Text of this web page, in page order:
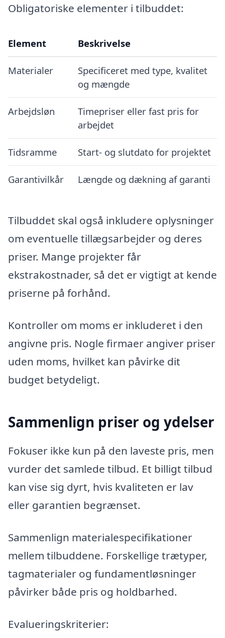
Obligatoriske elementer i tilbuddet:
Element Beskrivelse
Materialer
Specificeret med type, kvalitet
og mængde
Arbejdsløn
Timepriser eller fast pris for
arbejdet
Tidsramme Start- og slutdato for projektet
Garantivilkår Længde og dækning af garanti
Tilbuddet skal også inkludere oplysninger
om eventuelle tillægsarbejder og deres
priser. Mange projekter får
ekstrakostnader, så det er vigtigt at kende
priserne på forhånd.
Kontroller om moms er inkluderet i den
angivne pris. Nogle firmaer angiver priser
uden moms, hvilket kan påvirke dit
budget betydeligt.
Sammenlign priser og ydelser
Fokuser ikke kun på den laveste pris, men
vurder det samlede tilbud. Et billigt tilbud
kan vise sig dyrt, hvis kvaliteten er lav
eller garantien begrænset.
Sammenlign materialespecifikationer
mellem tilbuddene. Forskellige trætyper,
tagmaterialer og fundamentløsninger
påvirker både pris og holdbarhed.
Evalueringskriterier: